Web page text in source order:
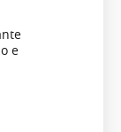
e